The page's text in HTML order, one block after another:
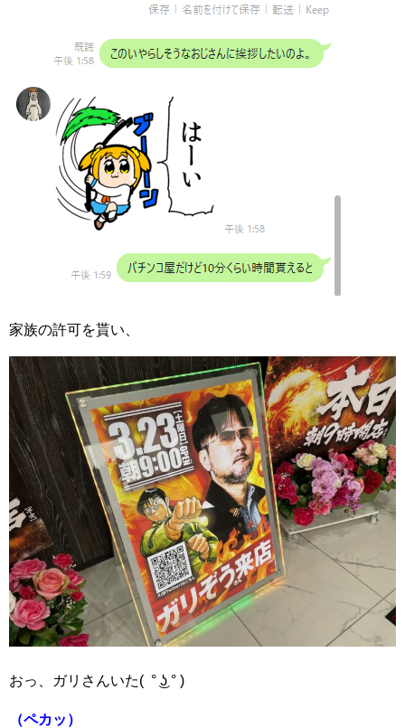
家族の許可を貰い、
おっ、ガリさんいた( ° ͜ʖ ° )
（ペカッ）